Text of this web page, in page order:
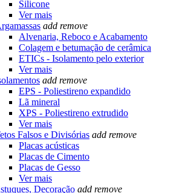
Silicone
Ver mais
add remove
Alvenaria, Reboco e Acabamento
Colagem e betumação de cerâmica
ETICs - Isolamento pelo exterior
Ver mais
add remove
EPS - Poliestireno expandido
Lã mineral
XPS - Poliestireno extrudido
Ver mais
Falsos e Divisórias add remove
Placas acústicas
Placas de Cimento
Placas de Gesso
Ver mais
Decoração add remove